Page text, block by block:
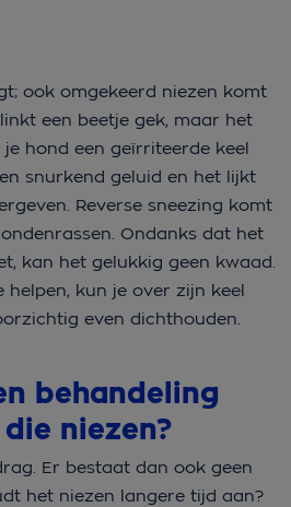
ook omgekeerd niezen komt
een beetje gek, maar het
hond een geïrriteerde keel
snurkend geluid en het lijkt
Reverse sneezing komt
Ondanks dat het
kan het gelukkig geen kwaad.
helpen, kun je over zijn keel
even dichthouden.
behandeling
niezen?
Er bestaat dan ook geen
het niezen langere tijd aan?